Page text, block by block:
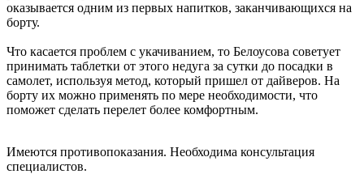
оказывается одним из первых напитков, заканчивающихся на
борту.
Что касается проблем с укачиванием, то Белоусова советует
принимать таблетки от этого недуга за сутки до посадки в
самолет, используя метод, который пришел от дайверов. На
борту их можно применять по мере необходимости, что
поможет сделать перелет более комфортным.
Имеются противопоказания. Необходима консультация
специалистов.